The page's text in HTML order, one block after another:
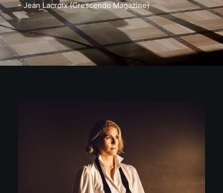
- Jean Lacroix (Crescendo Magazine)